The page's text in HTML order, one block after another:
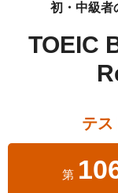
初・中級者
TOEIC
テス
第